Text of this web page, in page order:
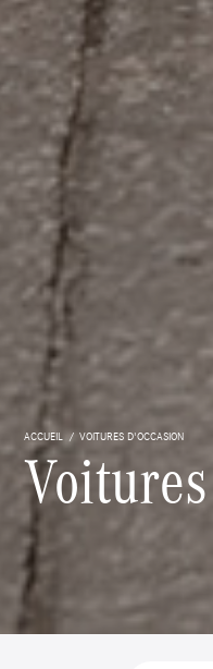
ACCUEIL VOITURES D'OCCASION